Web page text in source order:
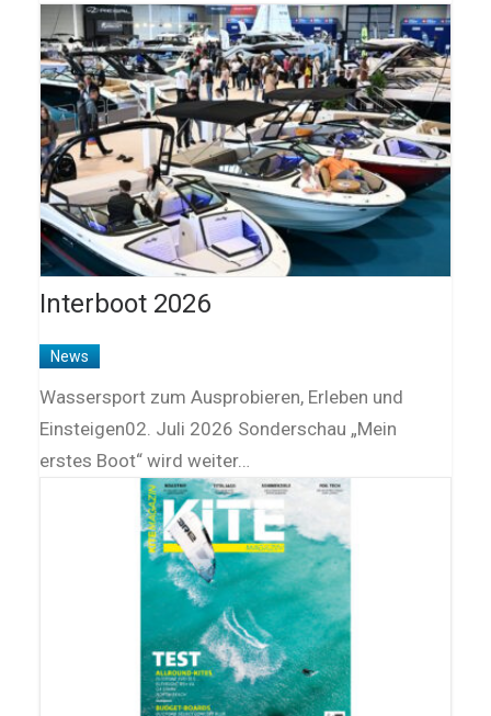
Interboot 2026
News
Wassersport zum Ausprobieren, Erleben und
Einsteigen02. Juli 2026 Sonderschau „Mein
erstes Boot“ wird weiter…